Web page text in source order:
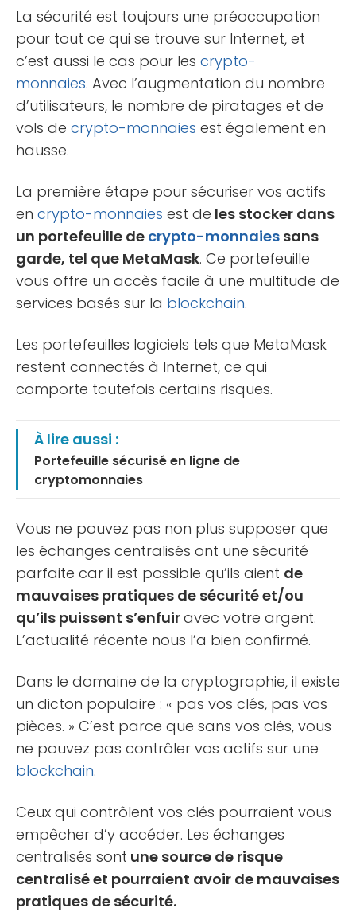
La sécurité est toujours une préoccupation
pour tout ce qui se trouve sur Internet, et
c’est aussi le cas pour les crypto-
monnaies. Avec l’augmentation du nombre
d’utilisateurs, le nombre de piratages et de
vols de crypto-monnaies est également en
hausse.
La première étape pour sécuriser vos actifs
en crypto-monnaies est de les stocker dans
un portefeuille de crypto-monnaies sans
garde, tel que MetaMask. Ce portefeuille
vous offre un accès facile à une multitude de
services basés sur la blockchain.
Les portefeuilles logiciels tels que MetaMask
restent connectés à Internet, ce qui
comporte toutefois certains risques.
À lire aussi :
Portefeuille sécurisé en ligne de
cryptomonnaies
Vous ne pouvez pas non plus supposer que
les échanges centralisés ont une sécurité
parfaite car il est possible qu’ils aient de
mauvaises pratiques de sécurité et/ou
qu’ils puissent s’enfuiravec votre argent.
L’actualité récente nous l’a bien confirmé.
Dans le domaine de la cryptographie, il existe
un dicton populaire : « pas vos clés, pas vos
pièces. » C’est parce que sans vos clés, vous
ne pouvez pas contrôler vos actifs sur une
blockchain.
Ceux qui contrôlent vos clés pourraient vous
empêcher d’y accéder. Les échanges
centralisés sont une source de risque
centralisé et pourraient avoir de mauvaises
pratiques de sécurité.